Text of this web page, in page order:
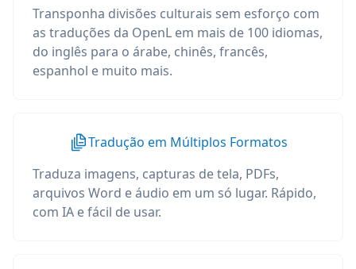
Transponha divisões culturais sem esforço com
as traduções da OpenL em mais de 100 idiomas,
do inglês para o árabe, chinês, francês,
espanhol e muito mais.
Tradução em Múltiplos Formatos
Traduza imagens, capturas de tela, PDFs,
arquivos Word e áudio em um só lugar. Rápido,
com IA e fácil de usar.